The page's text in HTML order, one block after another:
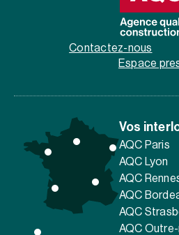
Contactez-nous
Espace
Vos
AQC Paris
AQC Lyon
AQC
AQC
AQC
AQC